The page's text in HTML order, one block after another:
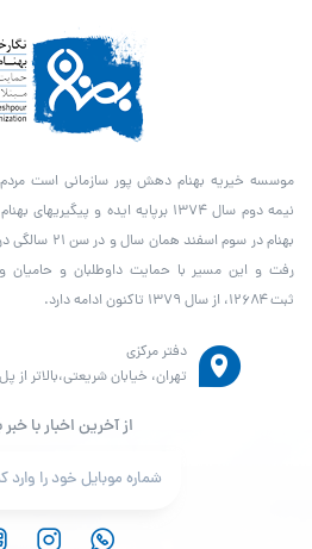
موسسه خیریه بهنام دهش پور سازمانی است مردم
نیمه دوم سال ۱۳۷۴ برپایه ایده و
بهنام در سوم
رفت و این مسیر با حمایت داوطلبان و حامیان
ثبت ۱۲۶۸۴، از سال ۱۳۷۹ تاکنون ادامه دارد.
دفتر مرکزی
تهران، خیابان شریعتی،بالاتر از
از آخرین اخبار با